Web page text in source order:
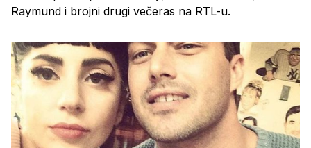
Raymund i brojni drugi večeras na RTL-u.